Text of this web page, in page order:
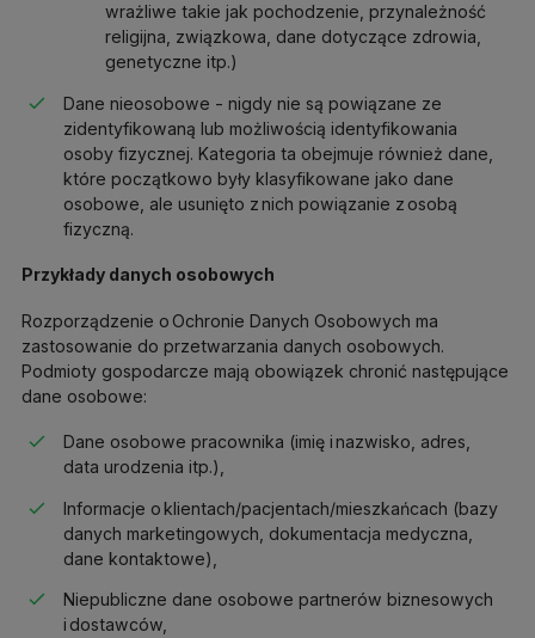
wrażliwe takie jak pochodzenie, przynależność
religijna, związkowa, dane dotyczące zdrowia,
genetyczne itp.)
Dane nieosobowe - nigdy nie są powiązane ze
zidentyfikowaną lub możliwością identyfikowania
osoby fizycznej. Kategoria ta obejmuje również dane,
które początkowo były klasyfikowane jako dane
osobowe, ale usunięto z nich powiązanie z osobą
fizyczną.
Przykłady danych osobowych
Rozporządzenie o Ochronie Danych Osobowych ma
zastosowanie do przetwarzania danych osobowych.
Podmioty gospodarcze mają obowiązek chronić następujące
dane osobowe:
Dane osobowe pracownika (imię i nazwisko, adres,
data urodzenia itp.),
Informacje o klientach/pacjentach/mieszkańcach (bazy
danych marketingowych, dokumentacja medyczna,
dane kontaktowe),
Niepubliczne dane osobowe partnerów biznesowych
i dostawców,